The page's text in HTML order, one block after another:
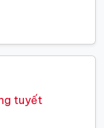
tuyết